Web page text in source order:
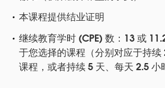
本课程提供结业证明
继续教育学时 (CPE) 数：13 或
于您选择的课程（分别对应于持续
课程，或者持续 5 天、每天 2.5 小